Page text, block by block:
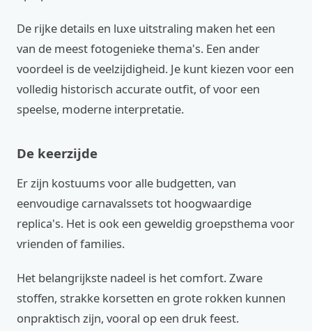
De rijke details en luxe uitstraling maken het een
van de meest fotogenieke thema's. Een ander
voordeel is de veelzijdigheid. Je kunt kiezen voor een
volledig historisch accurate outfit, of voor een
speelse, moderne interpretatie.
De keerzijde
Er zijn kostuums voor alle budgetten, van
eenvoudige carnavalssets tot hoogwaardige
replica's. Het is ook een geweldig groepsthema voor
vrienden of families.
Het belangrijkste nadeel is het comfort. Zware
stoffen, strakke korsetten en grote rokken kunnen
onpraktisch zijn, vooral op een druk feest.